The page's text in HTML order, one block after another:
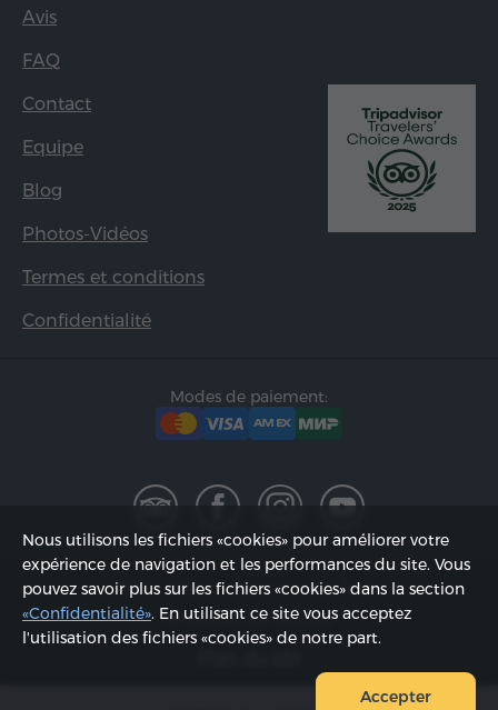
Avis
FAQ
Contact
Equipe
Blog
Photos-Vidéos
Termes et conditions
Confidentialité
Modes de paiement:
2002 - 2026, © «Hyur Service» SARL;
Actualisée 08.08.2026
Nous utilisons les fichiers «cookies» pour améliorer votre
expérience de navigation et les performances du site. Vous
pouvez savoir plus sur les fichiers «cookies» dans la section
«Confidentialité». En utilisant ce site vous acceptez
l'utilisation des fichiers «cookies» de notre part.
Accepter